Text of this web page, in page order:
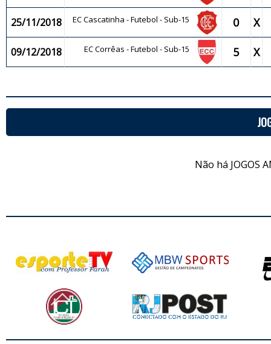
25/11/2018 EC Cascatinha - Futebol - Sub-15 0 X
09/12/2018 EC Corrêas - Futebol - Sub-15 5 X
Não há JOGOS